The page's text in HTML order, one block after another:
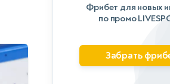
Фрибет для новых
по промо
Забрать